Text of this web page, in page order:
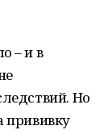
– и в
Но
прививку